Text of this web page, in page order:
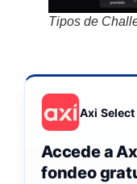
Tipos de
Axi Select
Accede a
fondeo